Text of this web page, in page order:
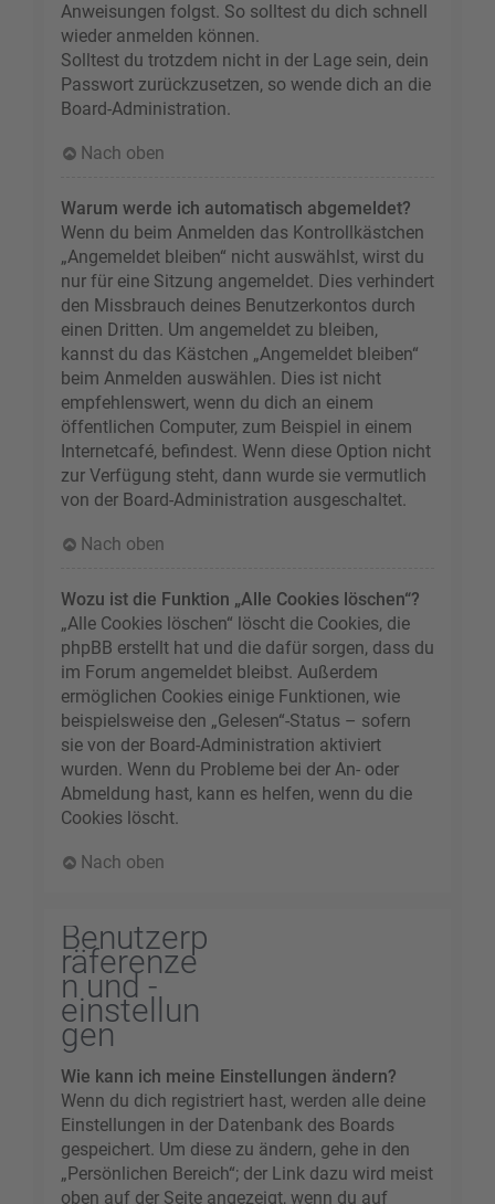
Anweisungen folgst. So solltest du dich schnell
wieder anmelden können.
Solltest du trotzdem nicht in der Lage sein, dein
Passwort zurückzusetzen, so wende dich an die
Board-Administration.
Nach oben
Warum werde ich automatisch abgemeldet?
Wenn du beim Anmelden das Kontrollkästchen
„Angemeldet bleiben“ nicht auswählst, wirst du
nur für eine Sitzung angemeldet. Dies verhindert
den Missbrauch deines Benutzerkontos durch
einen Dritten. Um angemeldet zu bleiben,
kannst du das Kästchen „Angemeldet bleiben“
beim Anmelden auswählen. Dies ist nicht
empfehlenswert, wenn du dich an einem
öffentlichen Computer, zum Beispiel in einem
Internetcafé, befindest. Wenn diese Option nicht
zur Verfügung steht, dann wurde sie vermutlich
von der Board-Administration ausgeschaltet.
Nach oben
Wozu ist die Funktion „Alle Cookies löschen“?
„Alle Cookies löschen“ löscht die Cookies, die
phpBB erstellt hat und die dafür sorgen, dass du
im Forum angemeldet bleibst. Außerdem
ermöglichen Cookies einige Funktionen, wie
beispielsweise den „Gelesen“-Status – sofern
sie von der Board-Administration aktiviert
wurden. Wenn du Probleme bei der An- oder
Abmeldung hast, kann es helfen, wenn du die
Cookies löscht.
Nach oben
Benutzerp
räferenze
n und -
einstellun
gen
Wie kann ich meine Einstellungen ändern?
Wenn du dich registriert hast, werden alle deine
Einstellungen in der Datenbank des Boards
gespeichert. Um diese zu ändern, gehe in den
„Persönlichen Bereich“; der Link dazu wird meist
oben auf der Seite angezeigt, wenn du auf